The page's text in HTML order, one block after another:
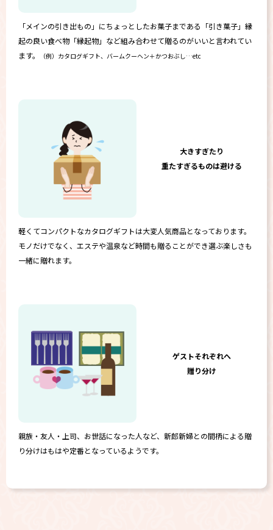
「メインの引き出もの」にちょっとしたお菓子まである「引き菓子」縁
起の良い食べ物「縁起物」など組み合わせて贈るのがいいと言われてい
ます。
（例）カタログギフト、バームクーヘン＋かつおぶし…etc
大きすぎたり
重たすぎるものは避ける
軽くてコンパクトなカタログギフトは大変人気商品となっております。
モノだけでなく、エステや温泉など時間も贈ることができ選ぶ楽しさも
一緒に贈れます。
ゲストそれぞれへ
贈り分け
親族・友人・上司、お世話になった人など、新郎新婦との間柄による贈
り分けはもはや定番となっているようです。